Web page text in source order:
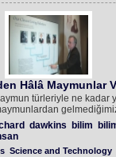
Hâlâ Maymunlar
türleriyle ne kadar
dawkins bilim
Science and Technology